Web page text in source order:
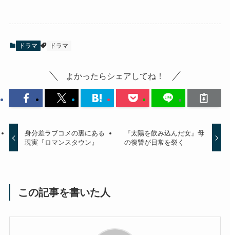
ドラマ ドラマ
よかったらシェアしてね！
身分差ラブコメの裏にある
現実『ロマンスタウン』
『太陽を飲み込んだ女』母
の復讐が日常を裂く
この記事を書いた人